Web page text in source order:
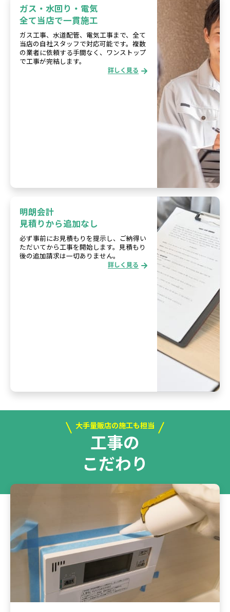
ガス・水回り・電気
全て当店で一貫施工
ガス工事、水道配管、電気工事まで、全て
当店の自社スタッフで対応可能です。複数
の業者に依頼する手間なく、ワンストップ
で工事が完結します。
詳しく見る
明朗会計
見積りから追加なし
必ず事前にお見積もりを提示し、ご納得い
ただいてから工事を開始します。見積もり
後の追加請求は一切ありません。
詳しく見る
大手量販店の施工も担当
工事の
こだわり